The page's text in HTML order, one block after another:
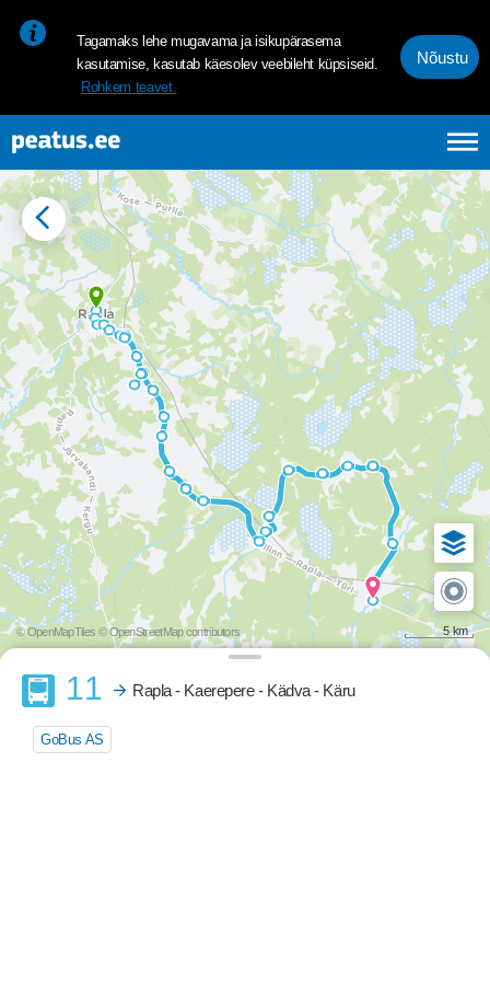
Tagamaks lehe mugavama ja isikupärasema
kasutamise, kasutab käesolev veebileht küpsiseid.
Rohkem teavet.
Nõustu
© OpenMapTiles © OpenStreetMap contributors 5 km
Buss
11 Rapla - Kaerepere - Kädva - Käru
GoBus AS